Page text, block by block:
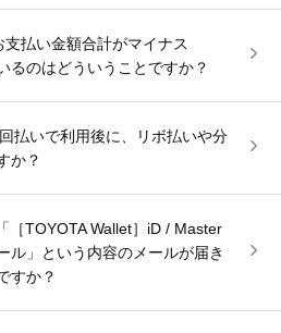
支払い金額合計がマイナス
るのはどういうことですか？
払いで利用後に、リボ払いや分
か？
［TOYOTA Wallet］iD / Master
ル」という内容のメールが届き
すか？